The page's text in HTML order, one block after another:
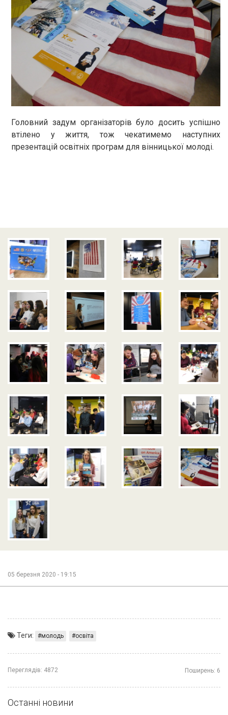
Головний задум організаторів було досить успішно
втілено у життя, тож чекатимемо наступних
презентацій освітніх програм для вінницької молоді.
05 березня 2020 - 19:15
Теги: молодь освіта
Переглядів: 4872 Поширень: 6
Останні новини